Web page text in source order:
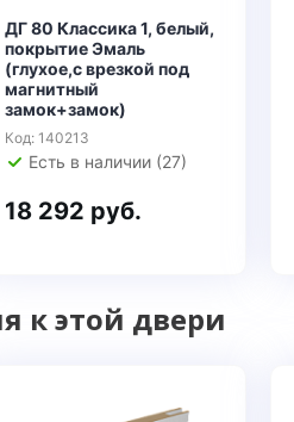
ДГ 80 Классика 1, белый,
покрытие Эмаль
(глухое,с врезкой под
магнитный
замок+замок)
Код: 140213
Есть в наличии (27)
18 292 руб.
к этой двери